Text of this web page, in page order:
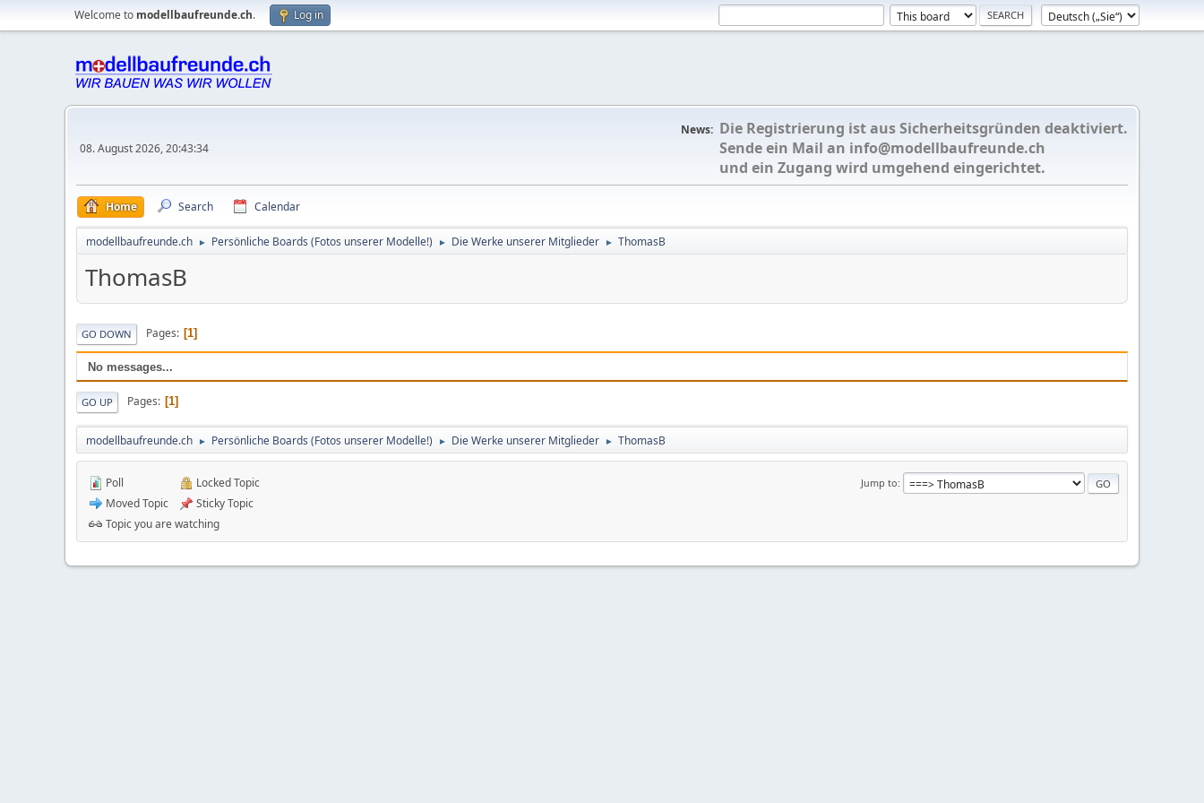
Welcome to modellbaufreunde.ch. Log in
08. August 2026, 20:43:34
News: Die Registrierung ist aus Sicherheitsgründen deaktiviert.
Sende ein Mail an info@modellbaufreunde.ch
und ein Zugang wird umgehend eingerichtet.
Home Search Calendar
modellbaufreunde.ch ► Persönliche Boards (Fotos unserer Modelle!) ► Die Werke unserer Mitglieder ► ThomasB
ThomasB
GO DOWN Pages 1
No messages...
GO UP Pages 1
modellbaufreunde.ch ► Persönliche Boards (Fotos unserer Modelle!) ► Die Werke unserer Mitglieder ► ThomasB
Jump to
Poll
Moved Topic
Locked Topic
Sticky Topic
Topic you are watching